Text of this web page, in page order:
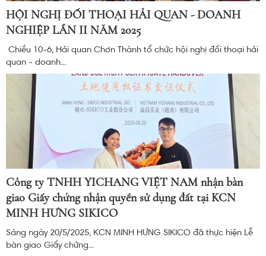
HỘI NGHỊ ĐỐI THOẠI HẢI QUAN - DOANH
NGHIỆP LẦN II NĂM 2025
Chiều 10-6, Hải quan Chơn Thành tổ chức hội nghị đối thoại hải
quan - doanh...
Công ty TNHH YICHANG VIỆT NAM nhận bàn
giao Giấy chứng nhận quyền sử dụng đất tại KCN
MINH HƯNG SIKICO
Sáng ngày 20/5/2025, KCN MINH HƯNG SIKICO đã thực hiện Lễ
bàn giao Giấy chứng...